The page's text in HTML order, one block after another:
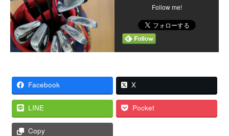
Follow me!
Facebook X
LINE Pocket
Copy